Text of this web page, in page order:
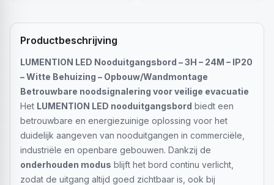
Productbeschrijving
LUMENTION LED Nooduitgangsbord – 3H – 24M – IP20
– Witte Behuizing – Opbouw/Wandmontage
Betrouwbare noodsignalering voor veilige evacuatie
Het LUMENTION LED nooduitgangsbord biedt een
betrouwbare en energiezuinige oplossing voor het
duidelijk aangeven van nooduitgangen in commerciële,
industriële en openbare gebouwen. Dankzij de
onderhouden modus blijft het bord continu verlicht,
zodat de uitgang altijd goed zichtbaar is, ook bij